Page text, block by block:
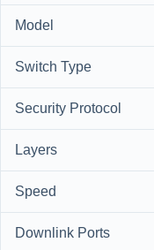
Model
Switch Type
Security Protocol
Layers
Speed
Downlink Ports